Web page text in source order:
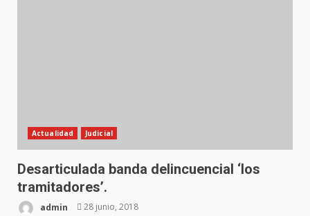
Actualidad Judicial
Desarticulada banda delincuencial ‘los
tramitadores’.
admin 28 junio, 2018